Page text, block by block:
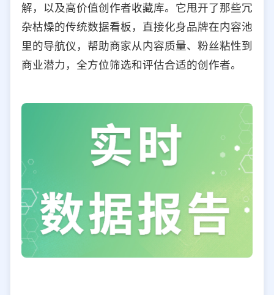
解，以及高价值创作者收藏库。它甩开了那些冗
杂枯燥的传统数据看板，直接化身品牌在内容池
里的导航仪，帮助商家从内容质量、粉丝粘性到
商业潜力，全方位筛选和评估合适的创作者。